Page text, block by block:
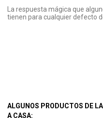
La respuesta mágica que
tienen para cualquier defecto
ALGUNOS PRODUCTOS DE
A CASA: